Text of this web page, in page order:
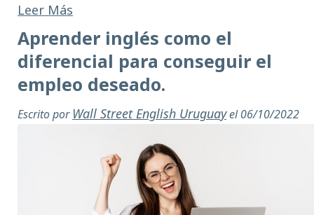
Leer Más
Aprender inglés como el
diferencial para conseguir el
empleo deseado.
Escrito por Wall Street English Uruguayel 06/10/2022